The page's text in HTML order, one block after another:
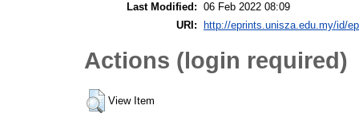
Last Modified: 06 Feb 2022 08:09
URI:
http://eprints.unisza.edu.my/id/
Actions (login required)
View Item